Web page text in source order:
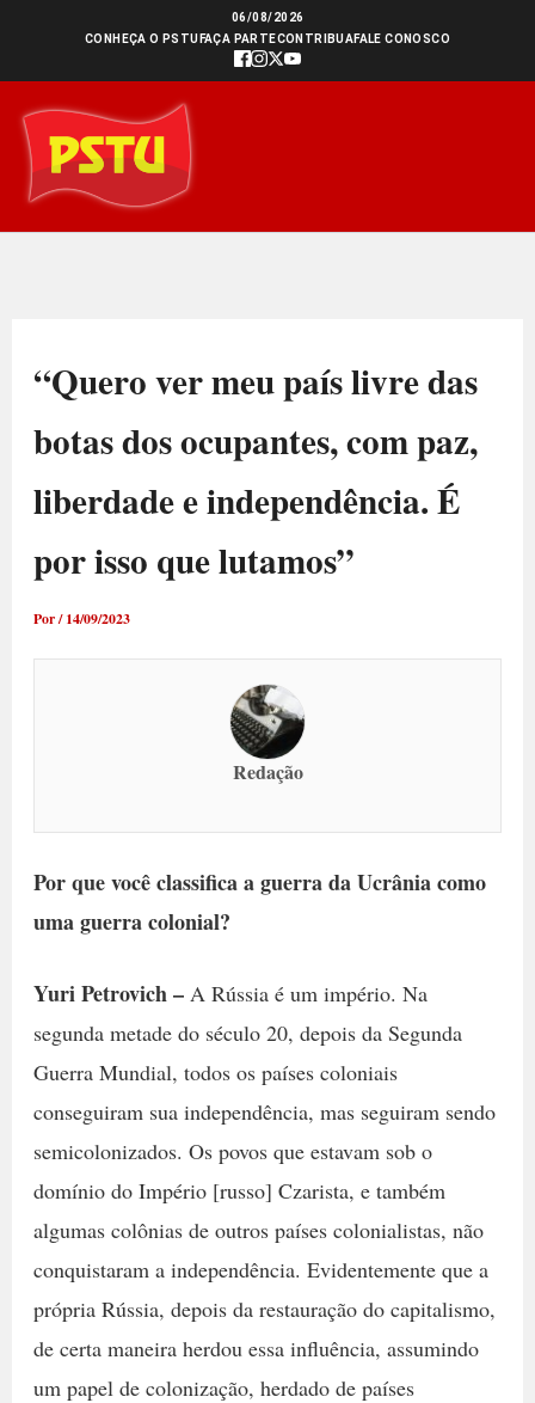
conteúdo
06/08/2026
CONHEÇA O PSTU FAÇA PARTECONTRIBUAFALE CONOSCO
“Quero ver meu país livre das
botas dos ocupantes, com paz,
liberdade e independência. É
por isso que lutamos”
Por/14/09/2023
Redação
Por que você classifica a guerra da Ucrânia como
uma guerra colonial?
Yuri Petrovich –A Rússia é um império. Na
segunda metade do século 20, depois da Segunda
Guerra Mundial, todos os países coloniais
conseguiram sua independência, mas seguiram sendo
semicolonizados. Os povos que estavam sob o
domínio do Império [russo] Czarista, e também
algumas colônias de outros países colonialistas, não
conquistaram a independência. Evidentemente que a
própria Rússia, depois da restauração do capitalismo,
de certa maneira herdou essa influência, assumindo
um papel de colonização, herdado de países